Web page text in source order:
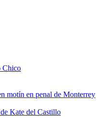
Chico
motín en penal de Monterrey
Kate del Castillo